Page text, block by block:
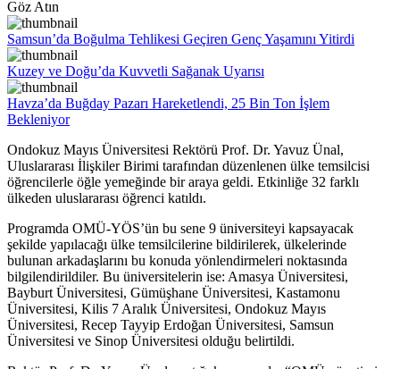
Göz Atın
Samsun’da Boğulma Tehlikesi Geçiren Genç Yaşamını Yitirdi
Kuzey ve Doğu’da Kuvvetli Sağanak Uyarısı
Havza’da Buğday Pazarı Hareketlendi, 25 Bin Ton İşlem
Bekleniyor
Ondokuz Mayıs Üniversitesi Rektörü Prof. Dr. Yavuz Ünal,
Uluslararası İlişkiler Birimi tarafından düzenlenen ülke temsilcisi
öğrencilerle öğle yemeğinde bir araya geldi. Etkinliğe 32 farklı
ülkeden uluslararası öğrenci katıldı.
Programda OMÜ-YÖS’ün bu sene 9 üniversiteyi kapsayacak
şekilde yapılacağı ülke temsilcilerine bildirilerek, ülkelerinde
bulunan arkadaşlarını bu konuda yönlendirmeleri noktasında
bilgilendirildiler. Bu üniversitelerin ise: Amasya Üniversitesi,
Bayburt Üniversitesi, Gümüşhane Üniversitesi, Kastamonu
Üniversitesi, Kilis 7 Aralık Üniversitesi, Ondokuz Mayıs
Üniversitesi, Recep Tayyip Erdoğan Üniversitesi, Samsun
Üniversitesi ve Sinop Üniversitesi olduğu belirtildi.